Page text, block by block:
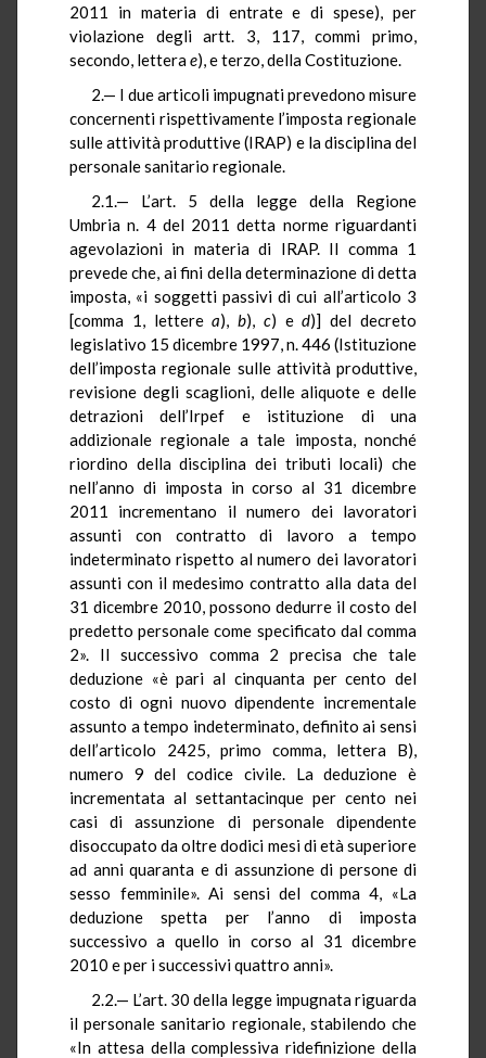
2011 in materia di entrate e di spese), per
violazione degli artt. 3, 117, commi primo,
secondo, letterae), e terzo, della Costituzione.
2.— I due articoli impugnati prevedono misure
concernenti rispettivamente l’imposta regionale
sulle attività produttive (IRAP) e la disciplina del
personale sanitario regionale.
2.1.— L’art. 5 della legge della Regione
Umbria n. 4 del 2011 detta norme riguardanti
agevolazioni in materia di IRAP. Il comma 1
prevede che, ai fini della determinazione di detta
imposta, «i soggetti passivi di cui all’articolo 3
[comma 1, letterea),b), c) ed)] del decreto
legislativo 15 dicembre 1997, n. 446 (Istituzione
dell’imposta regionale sulle attività produttive,
revisione degli scaglioni, delle aliquote e delle
detrazioni dell’Irpef e istituzione di una
addizionale regionale a tale imposta, nonché
riordino della disciplina dei tributi locali) che
nell’anno di imposta in corso al 31 dicembre
2011 incrementano il numero dei lavoratori
assunti con contratto di lavoro a tempo
indeterminato rispetto al numero dei lavoratori
assunti con il medesimo contratto alla data del
31 dicembre 2010, possono dedurre il costo del
predetto personale come specificato dal comma
2». Il successivo comma 2 precisa che tale
deduzione «è pari al cinquanta per cento del
costo di ogni nuovo dipendente incrementale
assunto a tempo indeterminato, definito ai sensi
dell’articolo 2425, primo comma, lettera B),
numero 9 del codice civile. La deduzione è
incrementata al settantacinque per cento nei
casi di assunzione di personale dipendente
disoccupato da oltre dodici mesi di età superiore
ad anni quaranta e di assunzione di persone di
sesso femminile». Ai sensi del comma 4, «La
deduzione spetta per l’anno di imposta
successivo a quello in corso al 31 dicembre
2010 e per i successivi quattro anni».
2.2.— L’art. 30 della legge impugnata riguarda
il personale sanitario regionale, stabilendo che
«In attesa della complessiva ridefinizione della